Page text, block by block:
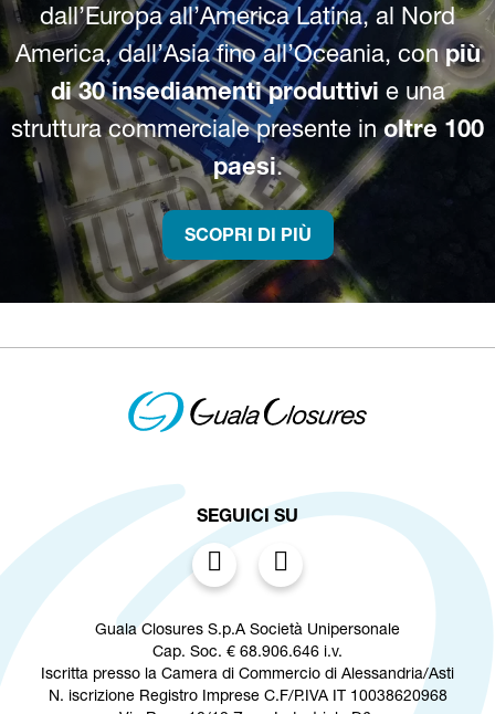
dall’Europa all’America Latina, al Nord
America, dall’Asia fino all’Oceania, conpiù
di 30 insediamenti produttivi e una
struttura commerciale presente inoltre 100
paesi.
SCOPRI DI PIÙ
SEGUICI SU
Guala Closures S.p.A Società Unipersonale
Cap. Soc. € 68.906.646 i.v.
Iscritta presso la Camera di Commercio di Alessandria/Asti
N. iscrizione Registro Imprese C.F/P.IVA IT 10038620968